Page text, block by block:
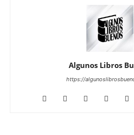
Algunos Libros
https://